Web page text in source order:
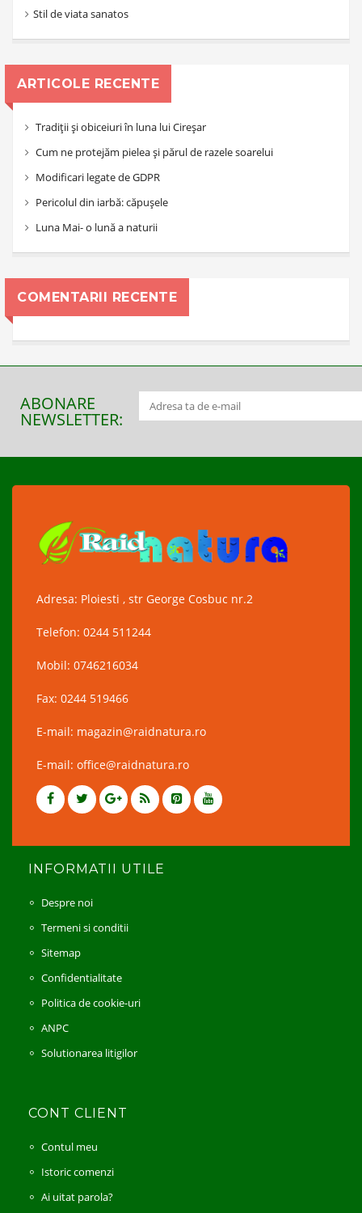
Stil de viata sanatos
ARTICOLE RECENTE
Tradiții și obiceiuri în luna lui Cireșar
Cum ne protejăm pielea și părul de razele soarelui
Modificari legate de GDPR
Pericolul din iarbă: căpușele
Luna Mai- o lună a naturii
COMENTARII RECENTE
ABONARE
NEWSLETTER:
Adresa: Ploiesti , str George Cosbuc nr.2
Telefon: 0244 511244
Mobil: 0746216034
Fax: 0244 519466
E-mail: magazin@raidnatura.ro
E-mail: office@raidnatura.ro
INFORMATII UTILE
Despre noi
Termeni si conditii
Sitemap
Confidentialitate
Politica de cookie-uri
ANPC
Solutionarea litigilor
CONT CLIENT
Contul meu
Istoric comenzi
Ai uitat parola?